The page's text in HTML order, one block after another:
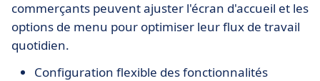
commerçants peuvent ajuster l'écran d'accueil et les
options de menu pour optimiser leur flux de travail
quotidien.
Configuration flexible des fonctionnalités